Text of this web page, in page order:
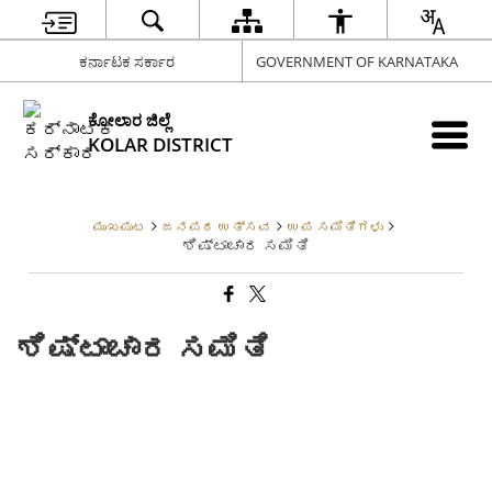
ಕರ್ನಾಟಕ ಸರ್ಕಾರ GOVERNMENT OF KARNATAKA
ಕೋಲಾರ ಜಿಲ್ಲೆ
KOLAR DISTRICT
ಮುಖಪುಟ ಜನಪರ ಉತ್ಸವ ಉಪ ಸಮಿತಿಗಳು
ಶಿಷ್ಟಾಚಾರ ಸಮಿತಿ
ಶಿಷ್ಟಾಚಾರ ಸಮಿತಿ